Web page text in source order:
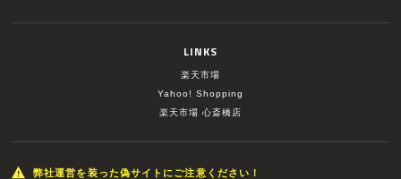
LINKS
楽天市場
Yahoo! Shopping
楽天市場 心斎橋店
弊社運営を装った偽サイトにご注意ください！